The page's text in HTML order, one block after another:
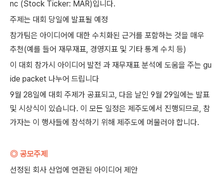
nc (Stock Ticker: MAR)입니다.
주제는 대회 당일에 발표될 예정
참가팀은 아이디어에 대한 수치화된 근거를 포함하는 것을 매우
추천(예를 들어 재무재표, 경영지표 및 기타 통계 수치 등)
이 대회 참가시 아이디어 발전 과 재무재표 분석에 도움을 주는 gu
ide packet 나누어 드립니다
9월 28일에 대회 주제가 공표되고, 다음 날인 9월 29일에는 발표
및 시상식이 있습니다. 이 모든 일정은 제주도에서 진행되므로, 참
가자는 이 행사들에 참석하기 위해 제주도에 머물러야 합니다.
◎ 공모주제
선정된 회사 산업에 연관된 아이디어 제안